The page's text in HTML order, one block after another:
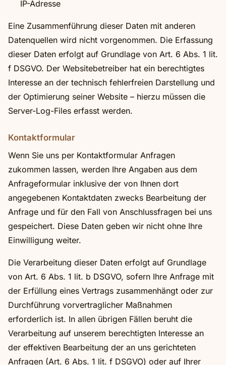
IP-Adresse
Eine Zusammenführung dieser Daten mit anderen
Datenquellen wird nicht vorgenommen. Die Erfassung
dieser Daten erfolgt auf Grundlage von Art. 6 Abs. 1 lit.
f DSGVO. Der Websitebetreiber hat ein berechtigtes
Interesse an der technisch fehlerfreien Darstellung und
der Optimierung seiner Website – hierzu müssen die
Server-Log-Files erfasst werden.
Kontaktformular
Wenn Sie uns per Kontaktformular Anfragen
zukommen lassen, werden Ihre Angaben aus dem
Anfrageformular inklusive der von Ihnen dort
angegebenen Kontaktdaten zwecks Bearbeitung der
Anfrage und für den Fall von Anschlussfragen bei uns
gespeichert. Diese Daten geben wir nicht ohne Ihre
Einwilligung weiter.
Die Verarbeitung dieser Daten erfolgt auf Grundlage
von Art. 6 Abs. 1 lit. b DSGVO, sofern Ihre Anfrage mit
der Erfüllung eines Vertrags zusammenhängt oder zur
Durchführung vorvertraglicher Maßnahmen
erforderlich ist. In allen übrigen Fällen beruht die
Verarbeitung auf unserem berechtigten Interesse an
der effektiven Bearbeitung der an uns gerichteten
Anfragen (Art. 6 Abs. 1 lit. f DSGVO) oder auf Ihrer